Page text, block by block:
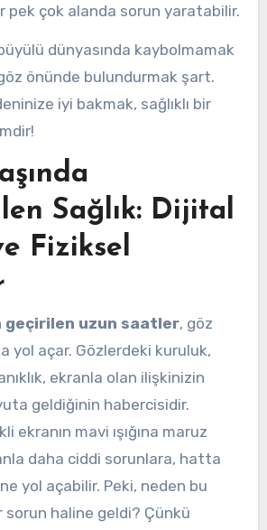
pek çok alanda sorun yaratabilir.
dünyasında kaybolmamak
önünde bulundurmak şart.
iyi bakmak, sağlıklı bir
Sağlık: Dijital
Fiziksel
geçirilen uzun saatler, göz
yol açar. Gözlerdeki kuruluk,
ekranla olan ilişkinizin
geldiğinin habercisidir.
ekranın mavi ışığına maruz
daha ciddi sorunlara, hatta
yol açabilir. Peki, neden bu
sorun haline geldi? Çünkü